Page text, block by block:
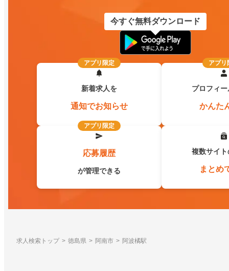
今すぐ無料ダウンロード
アプリ限定
新着求人を
通知でお知らせ
アプリ
プロフィ
かんた
アプリ限定
応募履歴
が管理できる
複数サイ
まとめ
求人検索トップ 徳島県 阿南市 阿波橘駅